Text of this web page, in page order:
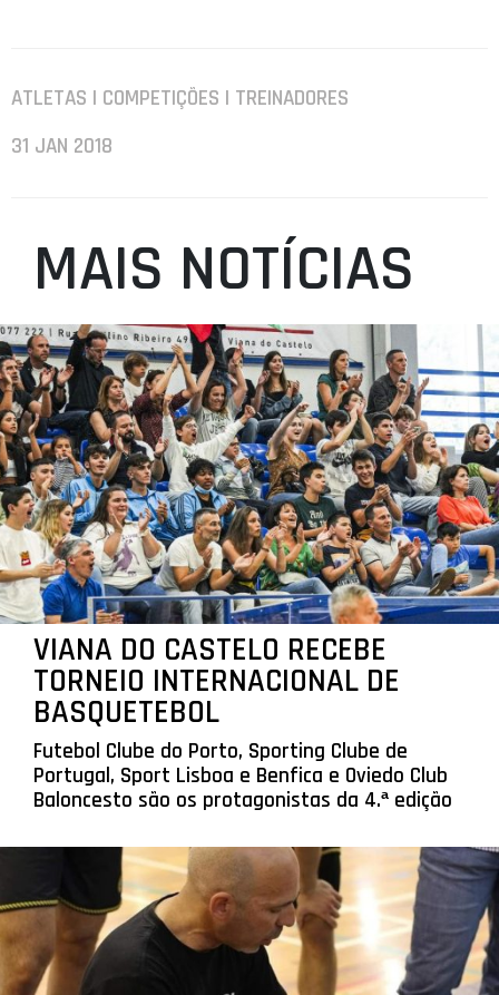
ATLETAS | COMPETIÇÕES | TREINADORES
31 JAN 2018
MAIS NOTÍCIAS
VIANA DO CASTELO RECEBE
TORNEIO INTERNACIONAL DE
BASQUETEBOL
Futebol Clube do Porto, Sporting Clube de
Portugal, Sport Lisboa e Benfica e Oviedo Club
Baloncesto são os protagonistas da 4.ª edição